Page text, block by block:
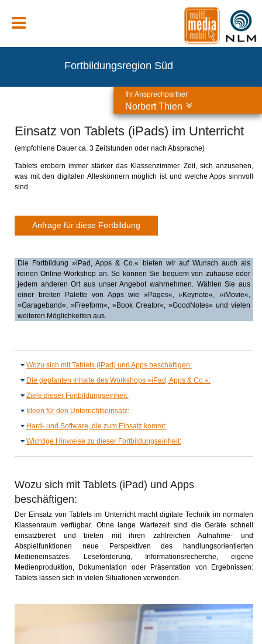
Fortbildungsregion Süd
Einsatz von Tablets (iPads) im Unterricht
(empfohlene Dauer ca. 3 Zeitstunden oder nach Absprache)
Tablets erobern immer stärker das Klassenzimmer. Zeit, sich anzusehen,
was mit den digitalen Alleskönnern möglich ist und welche Apps sinnvoll
sind.
Anfrage für diese Fortbildung
Die Fortbildung »iPad, Apps & Co.« bieten wir auf Wunsch auch als
reinen Online-Workshop an. So können Sie bequem von zuhause oder
jedem anderen Ort aus unser Angebot wahrnehmen. Wählen Sie aus
einer breiten Palette von Apps wie »Pages«, »Keynote«, »iMovie«,
»Garageband«, »Freeform«, »Book Creator«, »GoodNotes« und vielen
weiteren Möglichkeiten aus.
Wozu sich mit Tablets (iPad) und Apps beschäftigen:
Die geplanten Inhalte des Workshops »iPad, Apps & Co.«:
Ziele dieser Fortbildungseinheit:
Ideen für den Unterrichtseinsatz:
Hard- und Software, die zum Einsatz kommt:
Wichtige Hinweise zu dieser Fortbildungseinheit:
Wozu sich mit Tablets (iPad) und Apps
beschäftigen:
Der Einsatz von Tablets im Unterricht macht digitale Technik im normalen
Klassenraum verfügbar. Ohne lange Wartezeit sind die Geräte schnell
einsatzbereit und bieten mit ihren zahlreichen Aufnahme- und
Abspielfunktionen neue Perspektiven des handlungsorientierten
Medieneinsatzes. Leseförderung, Informationsrecherche, eigene
Medienproduktion, Dokumentation oder Präsentation von Ergebnissen:
Tablets lassen sich in vielen Situationen verwenden.
Ihr Ansprechpartner
Norbert Thien